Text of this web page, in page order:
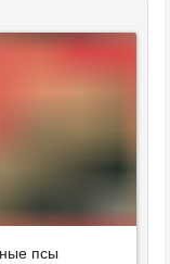
псы